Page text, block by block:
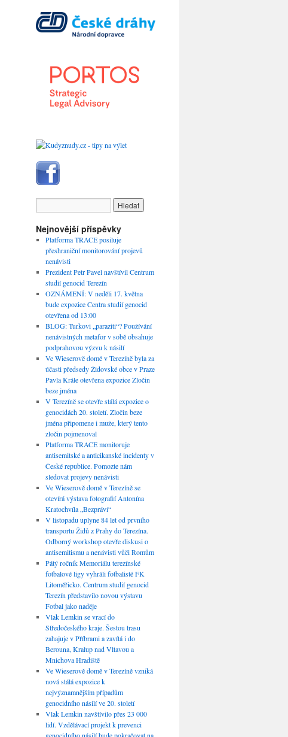
Nejnovější příspěvky
Platforma TRACE posiluje
přeshraniční monitorování projevů
nenávisti
Prezident Petr Pavel navštívil Centrum
studií genocid Terezín
OZNÁMENÍ: V neděli 17. května
bude expozice Centra studií genocid
otevřena od 13:00
BLOG: Turkovi „paraziti“? Používání
nenávistných metafor v sobě obsahuje
podprahovou výzvu k násilí
Ve Wieserově domě v Terezíně byla za
účasti předsedy Židovské obce v Praze
Pavla Krále otevřena expozice Zločin
beze jména
V Terezíně se otevře stálá expozice o
genocidách 20. století. Zločin beze
jména připomene i muže, který tento
zločin pojmenoval
Platforma TRACE monitoruje
antisemitské a anticikanské incidenty v
České republice. Pomozte nám
sledovat projevy nenávisti
Ve Wieserově domě v Terezíně se
otevírá výstava fotografií Antonína
Kratochvíla „Bezpráví“
V listopadu uplyne 84 let od prvního
transportu Židů z Prahy do Terezína.
Odborný workshop otevře diskusi o
antisemitismu a nenávisti vůči Romům
Pátý ročník Memoriálu terezínské
fotbalové ligy vyhráli fotbalisté FK
Litoměřicko. Centrum studií genocid
Terezín představilo novou výstavu
Fotbal jako naděje
Vlak Lemkin se vrací do
Středočeského kraje. Šestou trasu
zahajuje v Příbrami a zavítá i do
Berouna, Kralup nad Vltavou a
Mnichova Hradiště
Ve Wieserově domě v Terezíně vzniká
nová stálá expozice k
nejvýznamnějším případům
genocidního násilí ve 20. století
Vlak Lemkin navštívilo přes 23 000
lidí. Vzdělávací projekt k prevenci